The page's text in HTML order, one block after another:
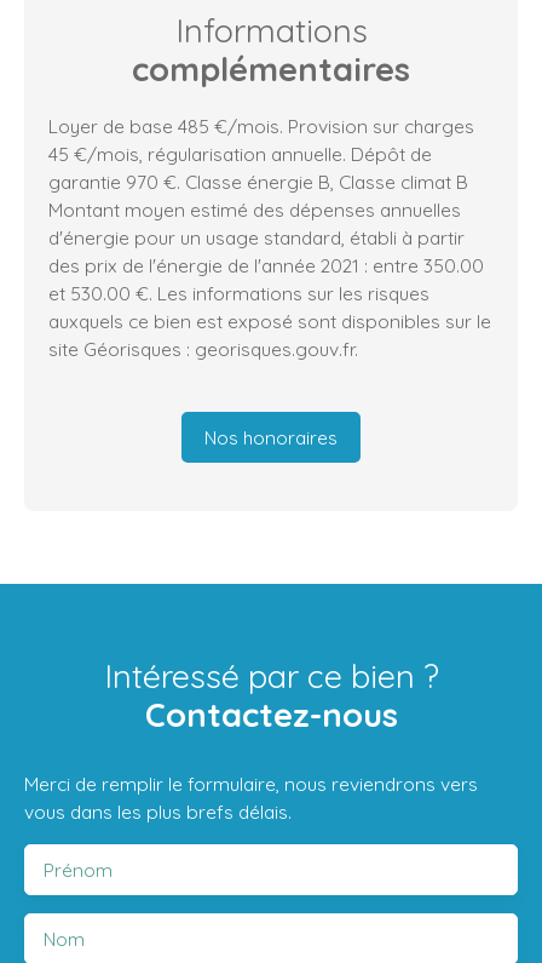
Informations
complémentaires
Loyer de base 485 €/mois. Provision sur charges
45 €/mois, régularisation annuelle. Dépôt de
garantie 970 €. Classe énergie B, Classe climat B
Montant moyen estimé des dépenses annuelles
d'énergie pour un usage standard, établi à partir
des prix de l'énergie de l'année 2021 : entre 350.00
et 530.00 €. Les informations sur les risques
auxquels ce bien est exposé sont disponibles sur le
site Géorisques : georisques.gouv.fr.
Nos honoraires
Intéressé par ce bien ?
Contactez-nous
Merci de remplir le formulaire, nous reviendrons vers
vous dans les plus brefs délais.
Prénom
Nom